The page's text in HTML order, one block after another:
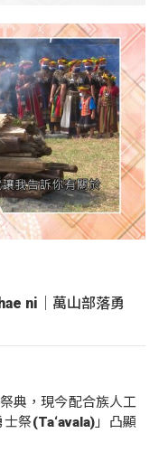
ni｜萬山部落勇
典，現今配合族人工
祭(Ta‘avala)」凸顯